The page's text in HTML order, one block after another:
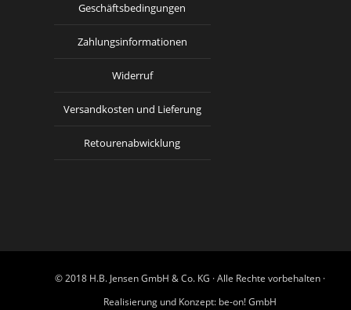
Geschäftsbedingungen
Zahlungsinformationen
Widerruf
Versandkosten und Lieferung
Retourenabwicklung
© 2018 H.B. Jensen GmbH & Co. KG · Alle Rechte vorbehalten ·
Realisierung und Konzept: be-on! GmbH